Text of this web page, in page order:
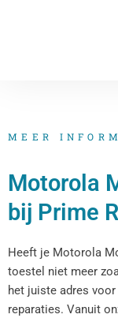
MEER
Motorola
bij Prime
Heeft je Motorola
toestel niet meer
het juiste adres
reparaties. Vanuit